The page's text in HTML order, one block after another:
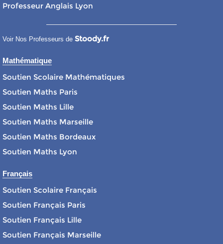
Professeur Anglais Lyon
Voir Nos Professeurs de Stoody.fr
Mathématique
Soutien Scolaire Mathématiques
Soutien Maths Paris
Soutien Maths Lille
Soutien Maths Marseille
Soutien Maths Bordeaux
Soutien Maths Lyon
Français
Soutien Scolaire Français
Soutien Français Paris
Soutien Français Lille
Soutien Français Marseille